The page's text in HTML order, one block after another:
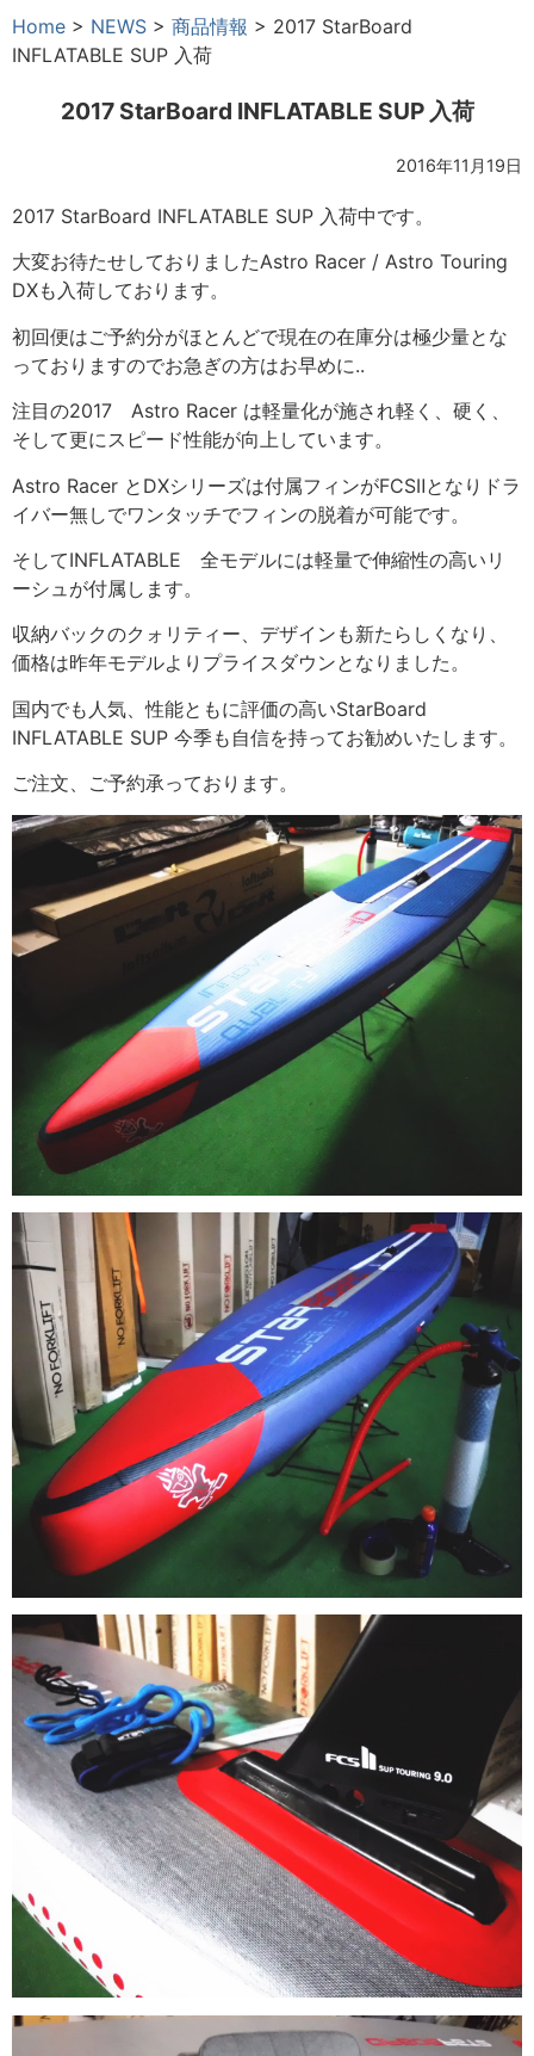
Home > NEWS > 商品情報 > 2017 StarBoard
INFLATABLE SUP 入荷
2017 StarBoard INFLATABLE SUP 入荷
2016年11月19日
2017 StarBoard INFLATABLE SUP 入荷中です。
大変お待たせしておりましたAstro Racer / Astro Touring
DXも入荷しております。
初回便はご予約分がほとんどで現在の在庫分は極少量とな
っておりますのでお急ぎの方はお早めに..
注目の2017 Astro Racer は軽量化が施され軽く、硬く、
そして更にスピード性能が向上しています。
Astro Racer とDXシリーズは付属フィンがFCSⅡとなりドラ
イバー無しでワンタッチでフィンの脱着が可能です。
そしてINFLATABLE 全モデルには軽量で伸縮性の高いリ
ーシュが付属します。
収納バックのクォリティー、デザインも新たらしくなり、
価格は昨年モデルよりプライスダウンとなりました。
国内でも人気、性能ともに評価の高いStarBoard
INFLATABLE SUP 今季も自信を持ってお勧めいたします。
ご注文、ご予約承っております。